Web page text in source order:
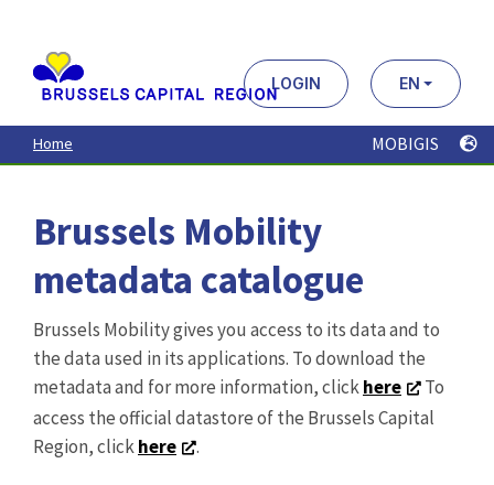
contenu
principal
LOGIN EN
Home MOBIGIS
Brussels Mobility
metadata catalogue
Brussels Mobility gives you access to its data and to
the data used in its applications. To download the
metadata and for more information, clickhere
To
access the official datastore of the Brussels Capital
Region, clickhere .